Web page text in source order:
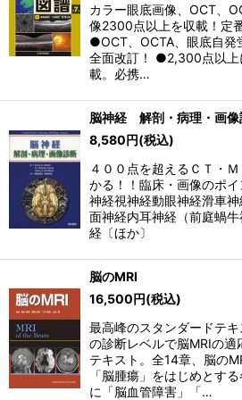
カラー眼底画像、OCT、
像2300点以上を収載！定
●OCT、OCTA、眼底自発
全面改訂！ ●2,300点以上
載。必携…
脳神経 解剖・病理・画像
8,580円(税込)
４００点を超えるＣＴ・
かる！！臨床・画像のポ
神経視神経動眼神経滑車
面神経内耳神経（前庭蝸
経〔ほか〕
脳のMRI
16,500円(税込)
最高峰のスタンダードテ
の診断レベルで脳MRIの適
テキスト。全14章、脳の
「脳腫瘍」をはじめとす
に「脳血管障害」「…